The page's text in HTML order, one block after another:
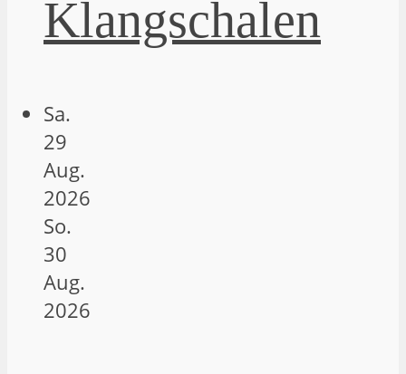
Klangschalen
Sa.
29
Aug.
2026
So.
30
Aug.
2026